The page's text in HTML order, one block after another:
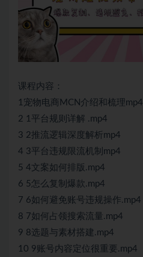
课程内容：
1宠物电商MCN介绍和梳理mp4
2 1平台规则详解 .mp4
3 2推流逻辑深度解析mp4
4 3平台违规限流机制mp4
5 4文案如何排版.mp4
6 5怎么复制爆款.mp4
7 6如何避免账号违规操作.mp4
8 7如何占领搜索流量.mp4
9 8选题与素材搭建.mp4
10 9账号内容定位很重要.mp4